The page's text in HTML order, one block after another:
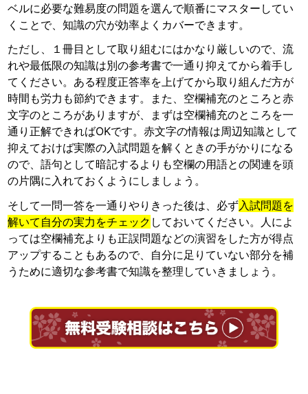
ベルに必要な難易度の問題を選んで順番にマスターしてい
くことで、知識の穴が効率よくカバーできます。
ただし、１冊目として取り組むにはかなり厳しいので、流
れや最低限の知識は別の参考書で一通り抑えてから着手し
てください。ある程度正答率を上げてから取り組んだ方が
時間も労力も節約できます。また、空欄補充のところと赤
文字のところがありますが、まずは空欄補充のところを一
通り正解できればOKです。赤文字の情報は周辺知識として
抑えておけば実際の入試問題を解くときの手がかりになる
ので、語句として暗記するよりも空欄の用語との関連を頭
の片隅に入れておくようにしましょう。
そして一問一答を一通りやりきった後は、必ず入試問題を
解いて自分の実力をチェック しておいてください。人によ
っては空欄補充よりも正誤問題などの演習をした方が得点
アップすることもあるので、自分に足りていない部分を補
うために適切な参考書で知識を整理していきましょう。